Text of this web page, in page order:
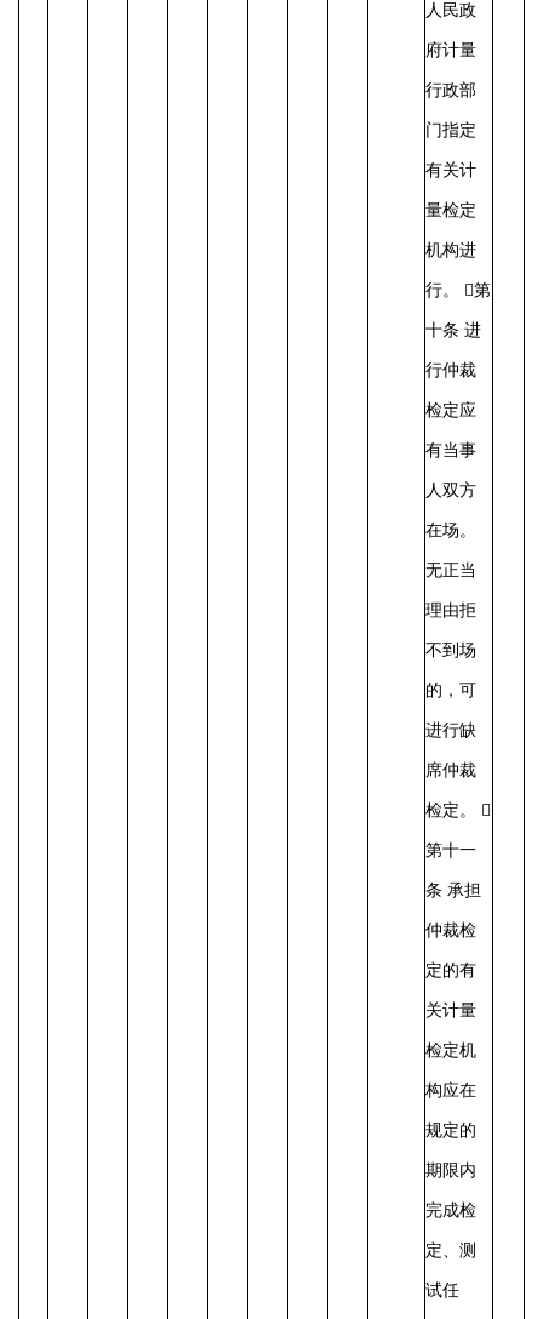
人民政
府计量
行政部
门指定
有关计
量检定
机构进
行。 第
十条 进
行仲裁
检定应
有当事
人双方
在场。
无正当
理由拒
不到场
的，可
进行缺
席仲裁
检定。 
第十一
条 承担
仲裁检
定的有
关计量
检定机
构应在
规定的
期限内
完成检
定、测
试任